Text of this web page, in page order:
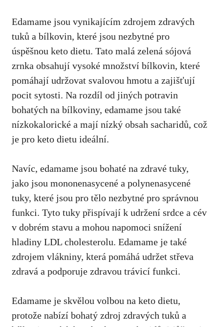
Edamame ⁤jsou vynikajícím zdrojem zdravých
tuků a⁤ bílkovin, které jsou nezbytné pro
úspěšnou keto dietu. Tato malá⁢ zelená sójová
zrnka obsahují vysoké množství bílkovin, které
pomáhají udržovat svalovou ⁣hmotu a zajišťují
pocit sytosti. Na rozdíl ‌od jiných potravin⁣
bohatých na bílkoviny, edamame jsou také
nízkokalorické a mají nízký obsah sacharidů, což
je pro keto dietu ideální.
Navíc, edamame jsou bohaté na zdravé tuky,
jako jsou mononenasycené a polynenasycené
tuky, které‍ jsou pro tělo nezbytné pro správnou
funkci. ‍Tyto tuky‌ přispívají ‍k udržení srdce a cév
v⁤ dobrém stavu a mohou napomoci snížení
hladiny LDL cholesterolu. Edamame je také
zdrojem vlákniny, která pomáhá udržet střeva
zdravá ⁣a podporuje zdravou trávicí funkci.
Edamame je skvělou volbou na ‌keto ⁢dietu,
protože nabízí​ bohatý zdroj zdravých tuků a